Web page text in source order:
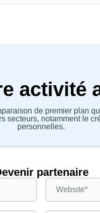
activité
de premier plan
secteurs, notamment le
personnelles.
partenaire